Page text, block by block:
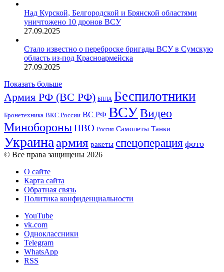
Над Курской, Белгородской и Брянской областями
уничтожено 10 дронов ВСУ
27.09.2025
Стало известно о переброске бригады ВСУ в Сумскую
область из-под Красноармейска
27.09.2025
Показать больше
Армия РФ (ВС РФ) БПЛА Беспилотники
Бронетехника ВКС России ВС РФ ВСУВидео
МинобороныПВО Россия Самолеты Танки
Украина армия ракеты спецоперация фото
© Все права защищены 2026
О сайте
Карта сайта
Обратная связь
Политика конфиденциальности
YouTube
vk.com
Одноклассники
Telegram
WhatsApp
RSS